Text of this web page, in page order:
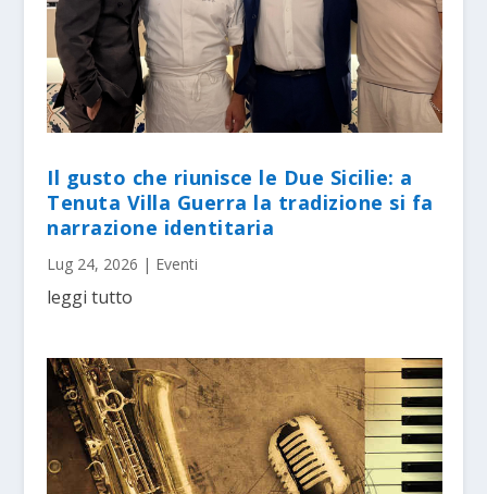
Il gusto che riunisce le Due Sicilie: a
Tenuta Villa Guerra la tradizione si fa
narrazione identitaria
Lug 24, 2026 | Eventi
leggi tutto